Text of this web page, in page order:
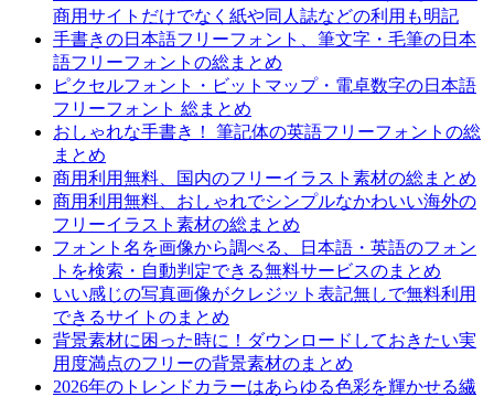
商用サイトだけでなく紙や同人誌などの利用も明記
手書きの日本語フリーフォント、筆文字・毛筆の日本
語フリーフォントの総まとめ
ピクセルフォント・ビットマップ・電卓数字の日本語
フリーフォント 総まとめ
おしゃれな手書き！ 筆記体の英語フリーフォントの総
まとめ
商用利用無料、国内のフリーイラスト素材の総まとめ
商用利用無料、おしゃれでシンプルなかわいい海外の
フリーイラスト素材の総まとめ
フォント名を画像から調べる、日本語・英語のフォン
トを検索・自動判定できる無料サービスのまとめ
いい感じの写真画像がクレジット表記無しで無料利用
できるサイトのまとめ
背景素材に困った時に！ダウンロードしておきたい実
用度満点のフリーの背景素材のまとめ
2026年のトレンドカラーはあらゆる色彩を輝かせる繊